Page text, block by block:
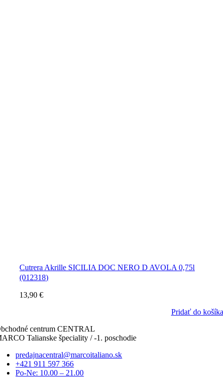
Cutrera Akrille SICILIA DOC NERO D AVOLA 0,75l
(012318)
13,90€
Pridať do košíka
centrum CENTRAL
Talianske špeciality / -1. poschodie
predajnacentral@marcoitaliano.sk
+421 911 597 366
Po-Ne: 10.00 – 21.00